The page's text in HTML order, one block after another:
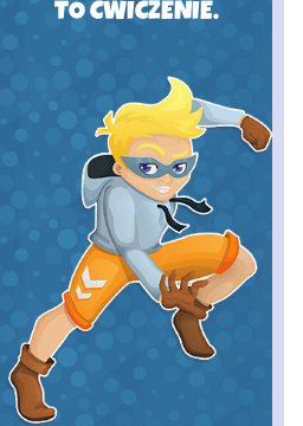
TO ĆWICZENIE.